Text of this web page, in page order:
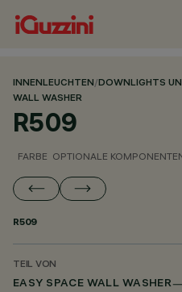
INNENLEUCHTEN/DOWNLIGHTS
WALL WASHER
R509
FARBE OPTIONALE
R509
TEIL VON
EASY SPACE WALL WASHER